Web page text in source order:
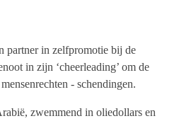
partner in zelfpromotie bij de
in zijn ‘cheerleading’ om de
- schendingen.
zwemmend in oliedollars en